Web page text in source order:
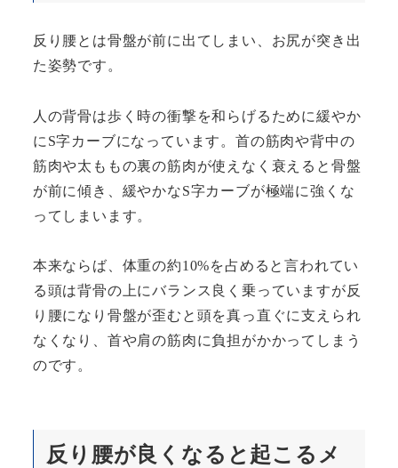
反り腰とは骨盤が前に出てしまい、お尻が突き出
た姿勢です。
人の背骨は歩く時の衝撃を和らげるために緩やか
にS字カーブになっています。首の筋肉や背中の
筋肉や太ももの裏の筋肉が使えなく衰えると骨盤
が前に傾き、緩やかなS字カーブが極端に強くな
ってしまいます。
本来ならば、体重の約10%を占めると言われてい
る頭は背骨の上にバランス良く乗っていますが反
り腰になり骨盤が歪むと頭を真っ直ぐに支えられ
なくなり、首や肩の筋肉に負担がかかってしまう
のです。
反り腰が良くなると起こるメ